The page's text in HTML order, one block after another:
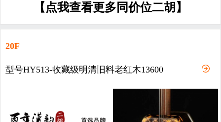
【点我查看更多同价位二胡】
20F
型号HY513-收藏级明清旧料老红木13600